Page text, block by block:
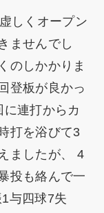
しくオープン
ませんでし
のしかかりま
登板が良かっ
連打からカ
打を浴びて3
ましたが、 4
投も絡んで一
与四球7失